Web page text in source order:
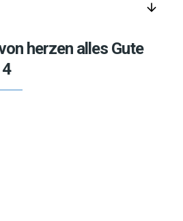
arrow_downward
herzen alles Gute